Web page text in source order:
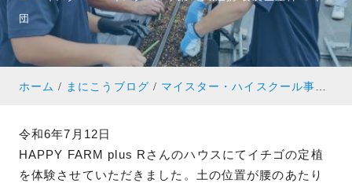
団
ホーム まにこうブログ マイスター・ハイスクール事業
令和6年7月12日
HAPPY FARM plus Rさんのハウスにてイチゴの定植
を体験させていただきました。土の位置が腰のあたり